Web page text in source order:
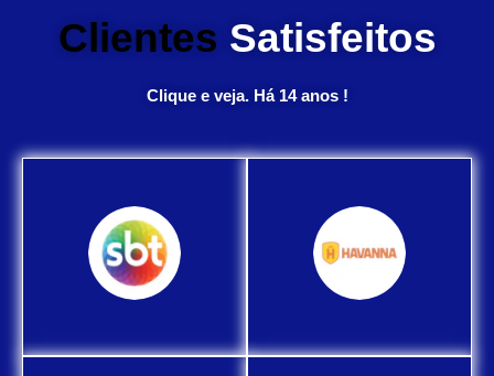
Clientes Satisfeitos
Clique e veja. Há 14 anos !